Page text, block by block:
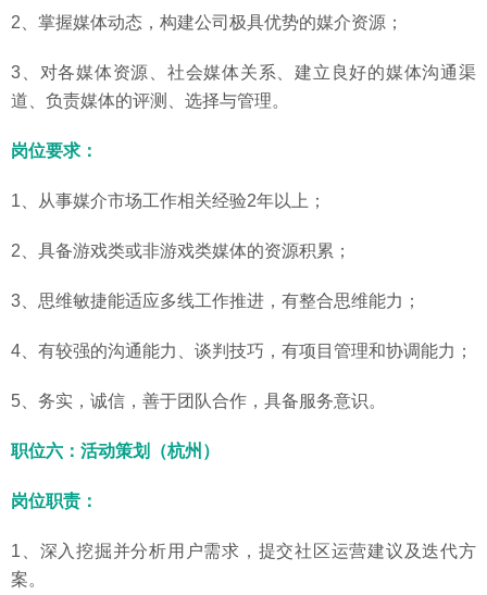
2、掌握媒体动态，构建公司极具优势的媒介资源；
3、对各媒体资源、社会媒体关系、建立良好的媒体沟通渠
道、负责媒体的评测、选择与管理。
岗位要求：
1、从事媒介市场工作相关经验2年以上；
2、具备游戏类或非游戏类媒体的资源积累；
3、思维敏捷能适应多线工作推进，有整合思维能力；
4、有较强的沟通能力、谈判技巧，有项目管理和协调能力；
5、务实，诚信，善于团队合作，具备服务意识。
职位六：活动策划（杭州）
岗位职责：
1、深入挖掘并分析用户需求，提交社区运营建议及迭代方
案。